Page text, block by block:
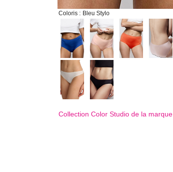
Coloris : Bleu Stylo
Collection Color Studio de la marque